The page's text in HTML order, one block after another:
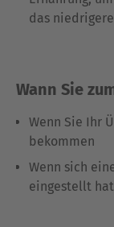
das
Wann Sie
Wenn Sie Ihr
bekommen
Wenn sich
eingestellt hat